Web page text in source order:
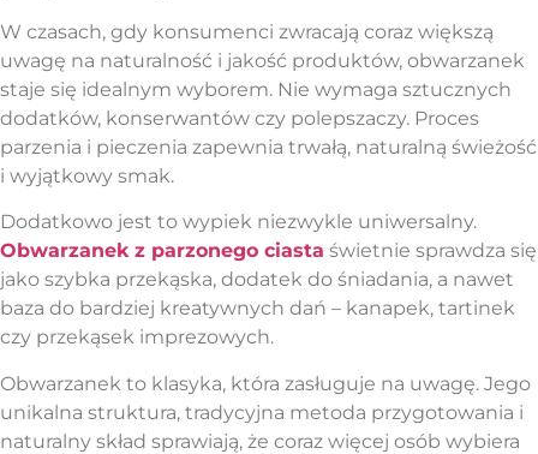
W czasach, gdy konsumenci zwracają coraz większą
uwagę na naturalność i jakość produktów, obwarzanek
staje się idealnym wyborem. Nie wymaga sztucznych
dodatków, konserwantów czy polepszaczy. Proces
parzenia i pieczenia zapewnia trwałą, naturalną świeżość
i wyjątkowy smak.
Dodatkowo jest to wypiek niezwykle uniwersalny.
Obwarzanek z parzonego ciasta świetnie sprawdza się
jako szybka przekąska, dodatek do śniadania, a nawet
baza do bardziej kreatywnych dań – kanapek, tartinek
czy przekąsek imprezowych.
Obwarzanek to klasyka, która zasługuje na uwagę. Jego
unikalna struktura, tradycyjna metoda przygotowania i
naturalny skład sprawiają, że coraz więcej osób wybiera